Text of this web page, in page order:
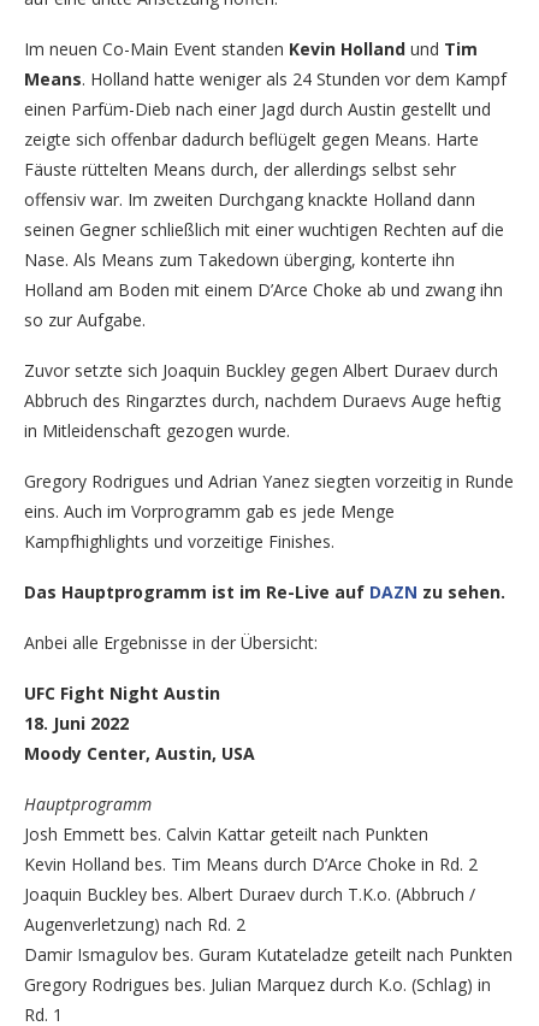
Im neuen Co-Main Event standen Kevin Holland und Tim
Means. Holland hatte weniger als 24 Stunden vor dem Kampf
einen Parfüm-Dieb nach einer Jagd durch Austin gestellt und
zeigte sich offenbar dadurch beflügelt gegen Means. Harte
Fäuste rüttelten Means durch, der allerdings selbst sehr
offensiv war. Im zweiten Durchgang knackte Holland dann
seinen Gegner schließlich mit einer wuchtigen Rechten auf die
Nase. Als Means zum Takedown überging, konterte ihn
Holland am Boden mit einem D’Arce Choke ab und zwang ihn
so zur Aufgabe.
Zuvor setzte sich Joaquin Buckley gegen Albert Duraev durch
Abbruch des Ringarztes durch, nachdem Duraevs Auge heftig
in Mitleidenschaft gezogen wurde.
Gregory Rodrigues und Adrian Yanez siegten vorzeitig in Runde
eins. Auch im Vorprogramm gab es jede Menge
Kampfhighlights und vorzeitige Finishes.
Das Hauptprogramm ist im Re-Live auf DAZN zu sehen.
Anbei alle Ergebnisse in der Übersicht:
UFC Fight Night Austin
18. Juni 2022
Moody Center, Austin, USA
Hauptprogramm
Josh Emmett bes. Calvin Kattar geteilt nach Punkten
Kevin Holland bes. Tim Means durch D’Arce Choke in Rd. 2
Joaquin Buckley bes. Albert Duraev durch T.K.o. (Abbruch /
Augenverletzung) nach Rd. 2
Damir Ismagulov bes. Guram Kutateladze geteilt nach Punkten
Gregory Rodrigues bes. Julian Marquez durch K.o. (Schlag) in
Rd. 1